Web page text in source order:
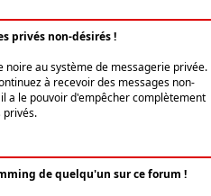
privés non-désirés !
noire au système de messagerie privée.
à recevoir des messages non-
a le pouvoir d'empêcher complètement
privés.
de quelqu'un sur ce forum !